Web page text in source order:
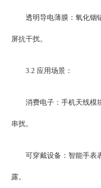
透明导电薄膜：氧化铟
屏抗干扰。
3.2 应用场景：
消费电子：手机天线模
串扰。
可穿戴设备：智能手表
露。